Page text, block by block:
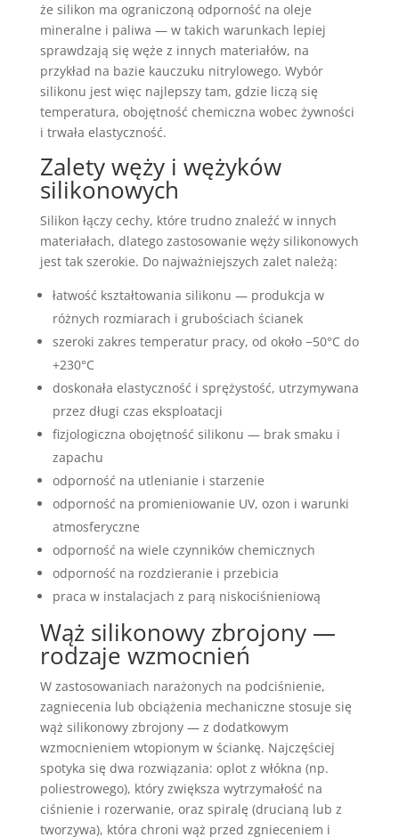
że silikon ma ograniczoną odporność na oleje
mineralne i paliwa — w takich warunkach lepiej
sprawdzają się węże z innych materiałów, na
przykład na bazie kauczuku nitrylowego. Wybór
silikonu jest więc najlepszy tam, gdzie liczą się
temperatura, obojętność chemiczna wobec żywności
i trwała elastyczność.
Zalety węży i wężyków
silikonowych
Silikon łączy cechy, które trudno znaleźć w innych
materiałach, dlatego zastosowanie węży silikonowych
jest tak szerokie. Do najważniejszych zalet należą:
łatwość kształtowania silikonu — produkcja w
różnych rozmiarach i grubościach ścianek
szeroki zakres temperatur pracy, od około −50°C do
+230°C
doskonała elastyczność i sprężystość, utrzymywana
przez długi czas eksploatacji
fizjologiczna obojętność silikonu — brak smaku i
zapachu
odporność na utlenianie i starzenie
odporność na promieniowanie UV, ozon i warunki
atmosferyczne
odporność na wiele czynników chemicznych
odporność na rozdzieranie i przebicia
praca w instalacjach z parą niskociśnieniową
Wąż silikonowy zbrojony —
rodzaje wzmocnień
W zastosowaniach narażonych na podciśnienie,
zagniecenia lub obciążenia mechaniczne stosuje się
wąż silikonowy zbrojony — z dodatkowym
wzmocnieniem wtopionym w ściankę. Najczęściej
spotyka się dwa rozwiązania: oplot z włókna (np.
poliestrowego), który zwiększa wytrzymałość na
ciśnienie i rozerwanie, oraz spiralę (drucianą lub z
tworzywa), która chroni wąż przed zgnieceniem i